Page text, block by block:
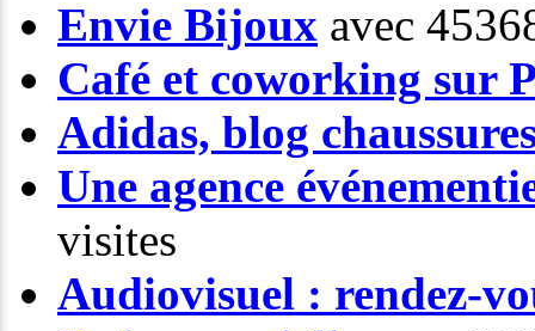
Envie Bijoux avec
Café et coworking sur
Adidas, blog
Une agence
visites
Audiovisuel : rendez-